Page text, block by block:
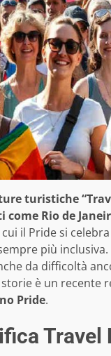
turistiche
Rio de
il Pride si
più
da difficoltà
è un recente
Pride.
Travel